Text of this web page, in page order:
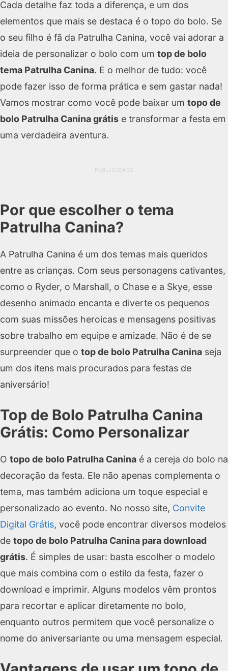
Cada detalhe faz toda a diferença, e um dos
elementos que mais se destaca é o topo do bolo. Se
o seu filho é fã da Patrulha Canina, você vai adorar a
ideia de personalizar o bolo com um top de bolo
tema Patrulha Canina. E o melhor de tudo: você
pode fazer isso de forma prática e sem gastar nada!
Vamos mostrar como você pode baixar um topo de
bolo Patrulha Canina grátis e transformar a festa em
uma verdadeira aventura.
PUBLICIDADE
Por que escolher o tema
Patrulha Canina?
A Patrulha Canina é um dos temas mais queridos
entre as crianças. Com seus personagens cativantes,
como o Ryder, o Marshall, o Chase e a Skye, esse
desenho animado encanta e diverte os pequenos
com suas missões heroicas e mensagens positivas
sobre trabalho em equipe e amizade. Não é de se
surpreender que o top de bolo Patrulha Canina seja
um dos itens mais procurados para festas de
aniversário!
Top de Bolo Patrulha Canina
Grátis: Como Personalizar
O topo de bolo Patrulha Canina é a cereja do bolo na
decoração da festa. Ele não apenas complementa o
tema, mas também adiciona um toque especial e
personalizado ao evento. No nosso site, Convite
Digital Grátis, você pode encontrar diversos modelos
de topo de bolo Patrulha Canina para download
grátis. É simples de usar: basta escolher o modelo
que mais combina com o estilo da festa, fazer o
download e imprimir. Alguns modelos vêm prontos
para recortar e aplicar diretamente no bolo,
enquanto outros permitem que você personalize o
nome do aniversariante ou uma mensagem especial.